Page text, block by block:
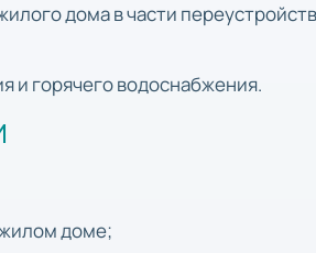
дома в части
и горячего водоснабжения.
доме;